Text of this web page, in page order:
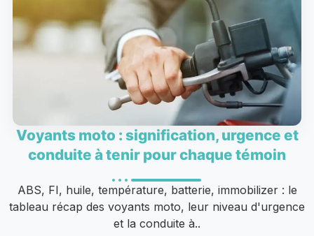
Voyants moto : signification, urgence et
conduite à tenir pour chaque témoin
ABS, FI, huile, température, batterie, immobilizer : le
tableau récap des voyants moto, leur niveau d'urgence
et la conduite à..